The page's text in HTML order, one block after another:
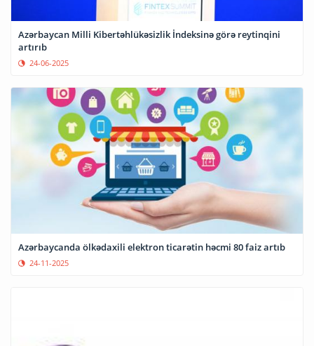
Azərbaycan Milli Kibertəhlükəsizlik İndeksinə görə reytinqini
artırıb
24-06-2025
Azərbaycanda ölkədaxili elektron ticarətin həcmi 80 faiz artıb
24-11-2025